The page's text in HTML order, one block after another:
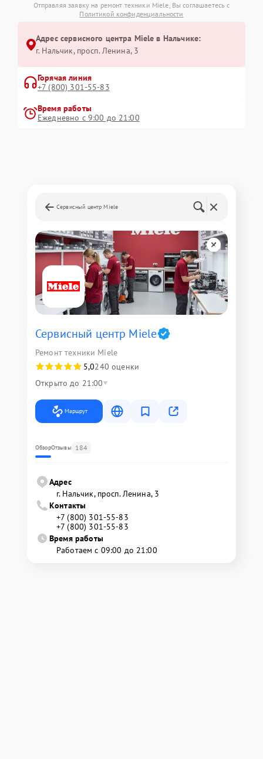
Отправляя заявку на ремонт техники Miele, Вы соглашаетесь с
Политикой конфиденциальности
Адрес сервисного центра Miele в Нальчике:
г. Нальчик, просп. Ленина, 3
Горячая линия
+7 (800) 301-55-83
Время работы
Ежедневно с 9:00 до 21:00
Сервисный центр Miele
Сервисный центр Miele
Ремонт техники Miele
5,0240 оценки
Открыто до 21:00
Маршрут
ОбзорОтзывы 184
Адрес
г. Нальчик, просп. Ленина, 3
Контакты
+7 (800) 301-55-83
+7 (800) 301-55-83
Время работы
Работаем с 09:00 до 21:00